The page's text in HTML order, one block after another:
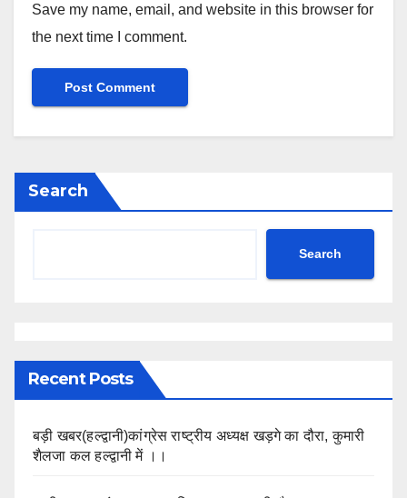
Save my name, email, and website in this browser for
the next time I comment.
Search
Search
Recent Posts
बड़ी खबर(हल्द्वानी)कांग्रेस राष्ट्रीय अध्यक्ष खड़गे का दौरा, कुमारी
शैलजा कल हल्द्वानी में ।।